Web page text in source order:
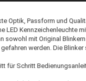
Optik, Passform und
LED Kennzeichenleuchte
sowohl mit Original
werden. Die Blinker
für Schritt